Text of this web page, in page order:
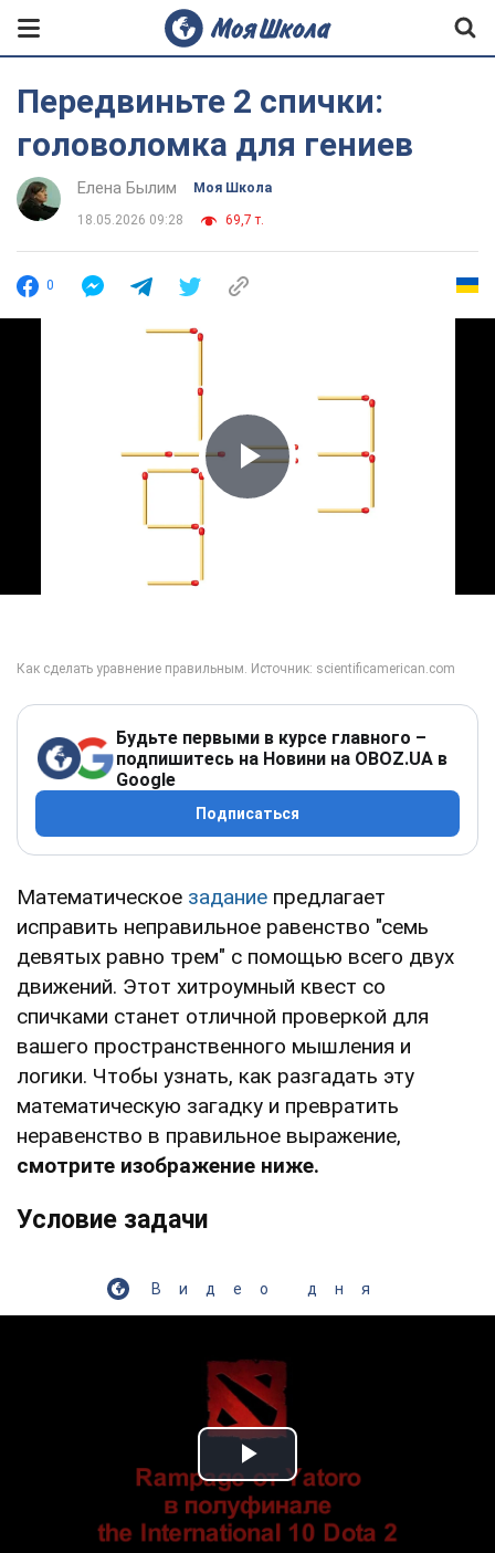
Передвиньте 2 спички:
головоломка для гениев
Елена Былим Моя Школа
18.05.2026 09:28 69,7 т.
0
Play Video
Будьте первыми в курсе главного –
подпишитесь на Новини на OBOZ.UA в
Google
Подписаться
Математическое задание предлагает
исправить неправильное равенство "семь
девятых равно трем" с помощью всего двух
движений. Этот хитроумный квест со
спичками станет отличной проверкой для
вашего пространственного мышления и
логики. Чтобы узнать, как разгадать эту
математическую загадку и превратить
неравенство в правильное выражение,
смотрите изображение ниже.
Условие задачи
Видео дня
Play Video